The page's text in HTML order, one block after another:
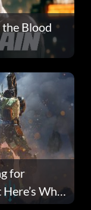
the Blood
for
Why